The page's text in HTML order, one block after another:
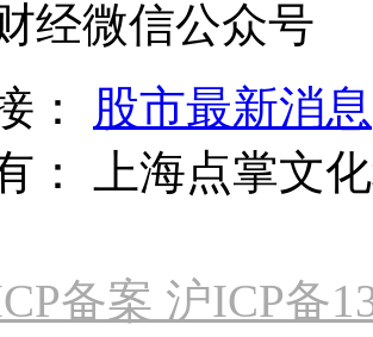
经微信公众号
：
股市最新消息
：
上海点掌文
备案 沪ICP备